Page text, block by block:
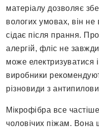
матеріалу дозволяє
вологих умовах, він
сідає після прання.
алергій, фліс не
може електризуватися
виробники
різновиди з
Мікрофібра все
чоловічих піжам. Вона